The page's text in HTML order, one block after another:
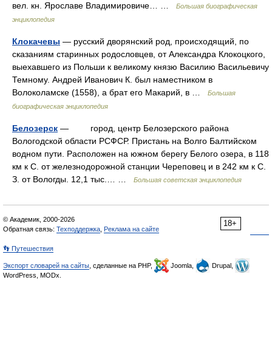
вел. кн. Ярославе Владимировиче… …
Большая биографическая
энциклопедия
Клокачевы — русский дворянский род, происходящий, по
сказаниям старинных родословцев, от Александра Клокоцкого,
выехавшего из Польши к великому князю Василию Васильевичу
Темному. Андрей Иванович К. был наместником в
Волоколамске (1558), а брат его Макарий, в …
Большая
биографическая энциклопедия
Белозерск — город, центр Белозерского района
Вологодской области РСФСР. Пристань на Волго Балтийском
водном пути. Расположен на южном берегу Белого озера, в 118
км к С. от железнодорожной станции Череповец и в 242 км к С.
З. от Вологды. 12,1 тыс.… …
Большая советская энциклопедия
18+
© Академик, 2000-2026
Обратная связь: Техподдержка Реклама на сайте
👣 Путешествия
Экспорт словарей на сайты , сделанные на PHP, Joomla,
Drupal,
WordPress, MODx.